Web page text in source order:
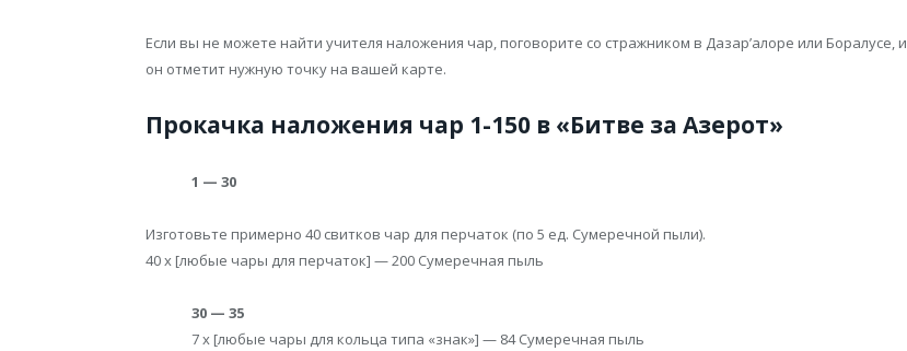
Если вы не можете найти учителя наложения чар, поговорите со стражником в Дазар’алоре или Боралусе, и
он отметит нужную точку на вашей карте.
Прокачка наложения чар 1-150 в «Битве за Азерот»
1 — 30
Изготовьте примерно 40 свитков чар для перчаток (по 5 ед. Сумеречной пыли).
40 x [любые чары для перчаток] — 200 Сумеречная пыль
30 — 35
7 x [любые чары для кольца типа «знак»] — 84 Сумеречная пыль